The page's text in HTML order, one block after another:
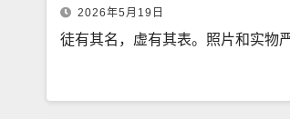
2026年5月19日
徒有其名，虚有其表。照片和实物